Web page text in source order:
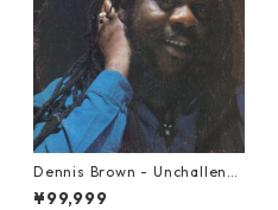
Dennis Brown - Unchalleng
ed【LP-70046】
¥99,999